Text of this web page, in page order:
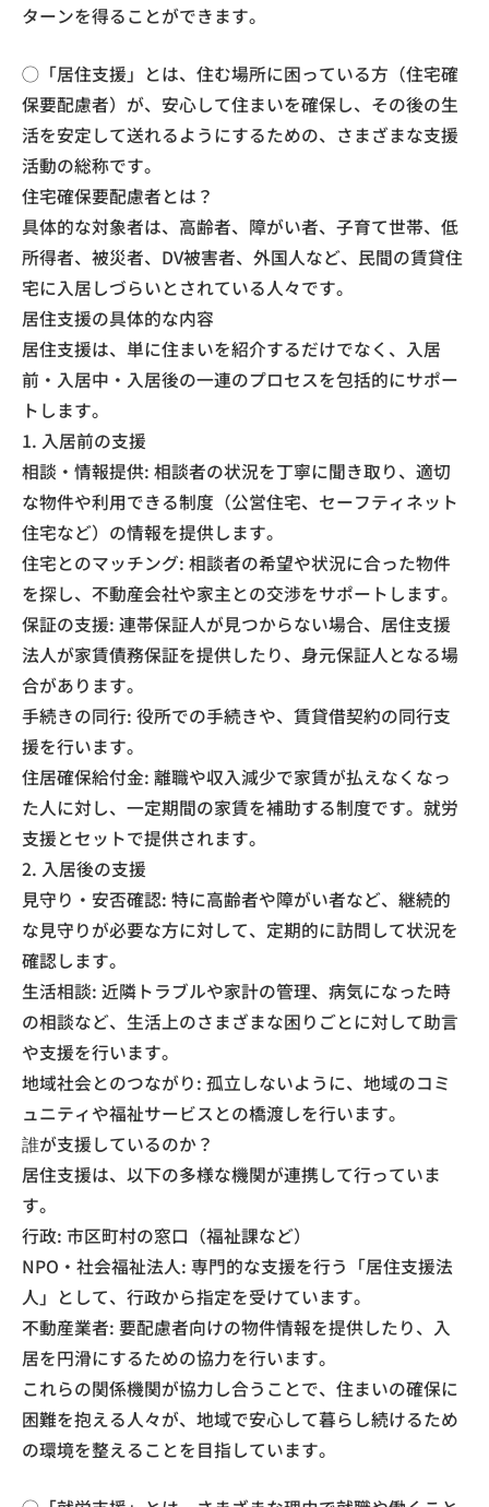
ターンを得ることができます。
◯​「居住支援」とは、住む場所に困っている方（住宅確
保要配慮者）が、安心して住まいを確保し、その後の生
活を安定して送れるようにするための、さまざまな支援
活動の総称です。
​住宅確保要配慮者とは？
​具体的な対象者は、高齢者、障がい者、子育て世帯、低
所得者、被災者、DV被害者、外国人など、民間の賃貸住
宅に入居しづらいとされている人々です。
​居住支援の具体的な内容
​居住支援は、単に住まいを紹介するだけでなく、入居
前・入居中・入居後の一連のプロセスを包括的にサポー
トします。
​1. 入居前の支援
​相談・情報提供: 相談者の状況を丁寧に聞き取り、適切
な物件や利用できる制度（公営住宅、セーフティネット
住宅など）の情報を提供します。
​住宅とのマッチング: 相談者の希望や状況に合った物件
を探し、不動産会社や家主との交渉をサポートします。
​保証の支援: 連帯保証人が見つからない場合、居住支援
法人が家賃債務保証を提供したり、身元保証人となる場
合があります。
​手続きの同行: 役所での手続きや、賃貸借契約の同行支
援を行います。
​住居確保給付金: 離職や収入減少で家賃が払えなくなっ
た人に対し、一定期間の家賃を補助する制度です。就労
支援とセットで提供されます。
​2. 入居後の支援
​見守り・安否確認: 特に高齢者や障がい者など、継続的
な見守りが必要な方に対して、定期的に訪問して状況を
確認します。
​生活相談: 近隣トラブルや家計の管理、病気になった時
の相談など、生活上のさまざまな困りごとに対して助言
や支援を行います。
​地域社会とのつながり: 孤立しないように、地域のコミ
ュニティや福祉サービスとの橋渡しを行います。
​誰が支援しているのか？
​居住支援は、以下の多様な機関が連携して行っていま
す。
​行政: 市区町村の窓口（福祉課など）
​NPO・社会福祉法人: 専門的な支援を行う「居住支援法
人」として、行政から指定を受けています。
​不動産業者: 要配慮者向けの物件情報を提供したり、入
居を円滑にするための協力を行います。
​これらの関係機関が協力し合うことで、住まいの確保に
困難を抱える人々が、地域で安心して暮らし続けるため
の環境を整えることを目指しています。